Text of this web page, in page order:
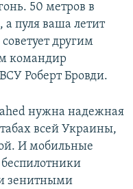
50 метров в
а пуля ваша летит
другим
командир
Роберт Бровди.
нужна надежная
всей Украины,
И мобильные
зенитными